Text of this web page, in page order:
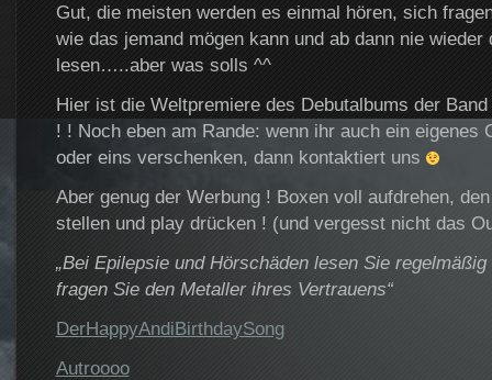
Gut, die meisten werden es einmal hören, sich
wie das jemand mögen kann und ab dann nie wieder
lesen…..aber was solls ^^
Hier ist die Weltpremiere des Debutalbums der
! ! Noch eben am Rande: wenn ihr auch ein eigenes
oder eins verschenken, dann kontaktiert uns
Aber genug der Werbung ! Boxen voll aufdrehen,
stellen und play drücken ! (und vergesst nicht das
„Bei Epilepsie und Hörschäden lesen Sie
fragen Sie den Metaller ihres Vertrauens“
DerHappyAndiBirthdaySong
Autroooo